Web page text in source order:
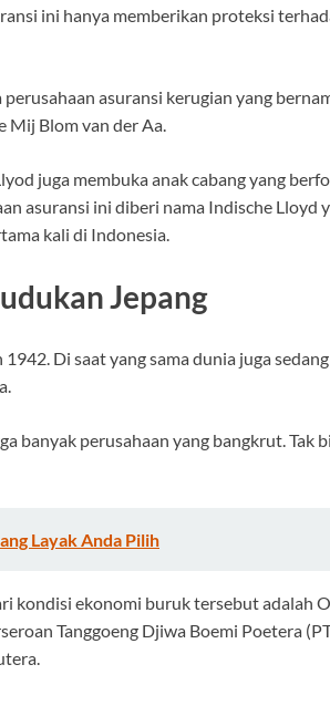
ini hanya memberikan proteksi
asuransi kerugian yang
Mij Blom van der Aa.
juga membuka anak cabang yang
asuransi ini diberi nama Indische
kali di Indonesia.
Jepang
Di saat yang sama dunia juga
banyak perusahaan yang bangkrut.
Layak Anda Pilih
kondisi ekonomi buruk tersebut adalah
Tanggoeng Djiwa Boemi Poetera